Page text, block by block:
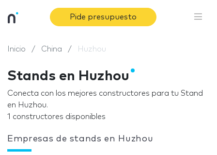
Pide presupuesto
Inicio China Huzhou
Stands en Huzhou
Conecta con los mejores constructores para tu Stand
en Huzhou.
1 constructores disponibles
Empresas de stands en Huzhou